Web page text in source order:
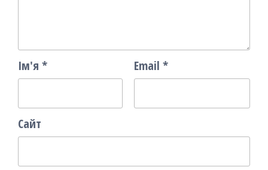
Ім'я * Email *
Сайт